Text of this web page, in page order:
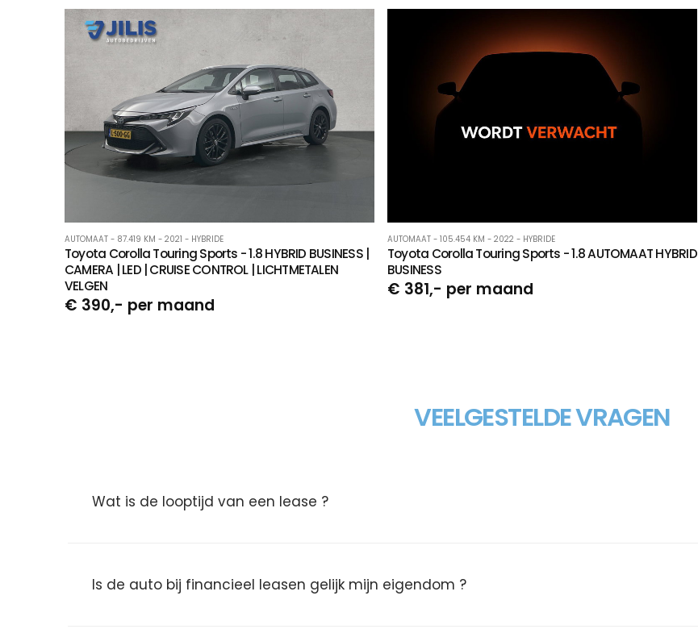
AUTOMAAT - 87.419 KM - 2021 - HYBRIDE
Toyota Corolla Touring Sports - 1.8 HYBRID BUSINESS |
CAMERA | LED | CRUISE CONTROL | LICHTMETALEN
VELGEN
€ 390,- per maand
AUTOMAAT - 105.454 KM - 2022 - HYBRIDE
Toyota Corolla Touring Sports - 1.8 AUTOMAAT HYBRID
BUSINESS
€ 381,- per maand
VEELGESTELDE VRAGEN
Wat is de looptijd van een lease ?
Is de auto bij financieel leasen gelijk mijn eigendom ?